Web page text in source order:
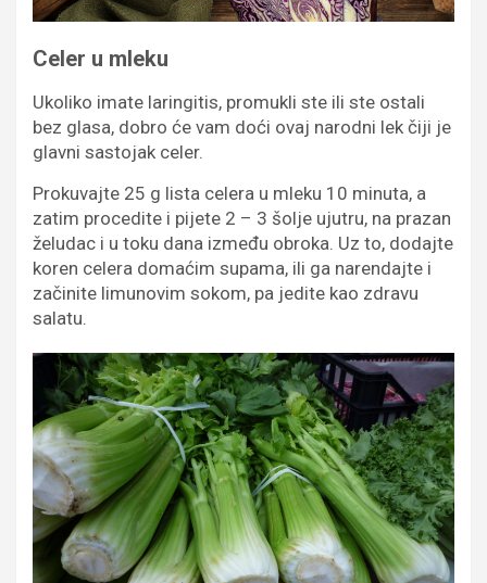
Celer u mleku
Ukoliko imate laringitis, promukli ste ili ste ostali
bez glasa, dobro će vam doći ovaj narodni lek čiji je
glavni sastojak celer.
Prokuvajte 25 g lista celera u mleku 10 minuta, a
zatim procedite i pijete 2 – 3 šolje ujutru, na prazan
želudac i u toku dana između obroka. Uz to, dodajte
koren celera domaćim supama, ili ga narendajte i
začinite limunovim sokom, pa jedite kao zdravu
salatu.